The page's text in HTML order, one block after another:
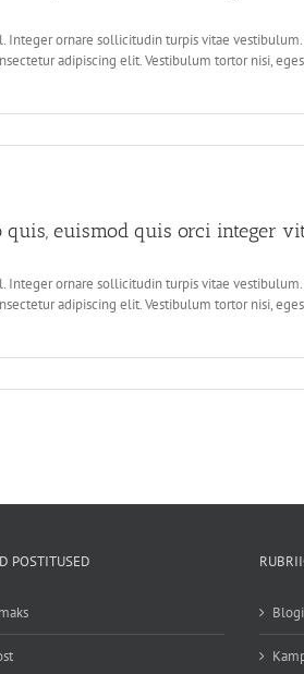
ornare sollicitudin turpis vitae
adipiscing elit. Vestibulum tortor nisi,
quis, euismod quis orci integer
ornare sollicitudin turpis vitae
adipiscing elit. Vestibulum tortor nisi,
POSTITUSED
Blogi